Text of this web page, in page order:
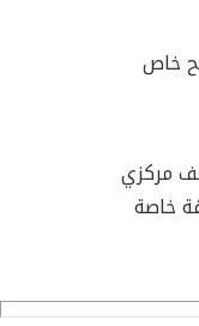
السكنية
خاص
مركزي
خاصة